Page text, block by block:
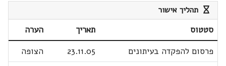
תהליך אישור
סטטוס תאריך
הערה
פרסום להפקדה בעיתונים
23.11.05
הצופה